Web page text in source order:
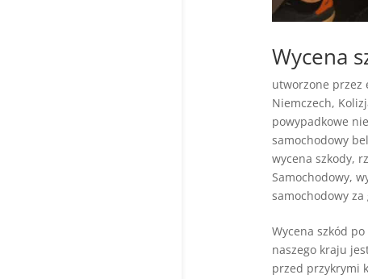
Wycena
utworzone przez
Niemczech,
powypadkowe
samochodowy
wycena szkody,
Samochodowy,
samochodowy za
Wycena szkód
naszego kraju
przed przykrymi